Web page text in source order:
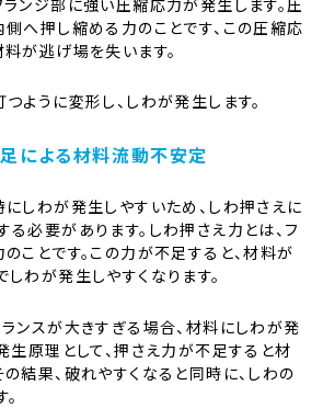
へ押し縮める力のことです、この圧縮応
が逃げ場を失います。
ように変形し、しわが発生します。
による材料流動不安定
しわが発生しやすいため、しわ押さえに
必要があります。しわ押さえ力とは、フ
ことです。この力が不足すると、材料が
わが発生しやすくなります。
ンスが大きすぎる場合、材料にしわが発
生原理として、押さえ力が不足すると材
結果、破れやすくなると同時に、しわの